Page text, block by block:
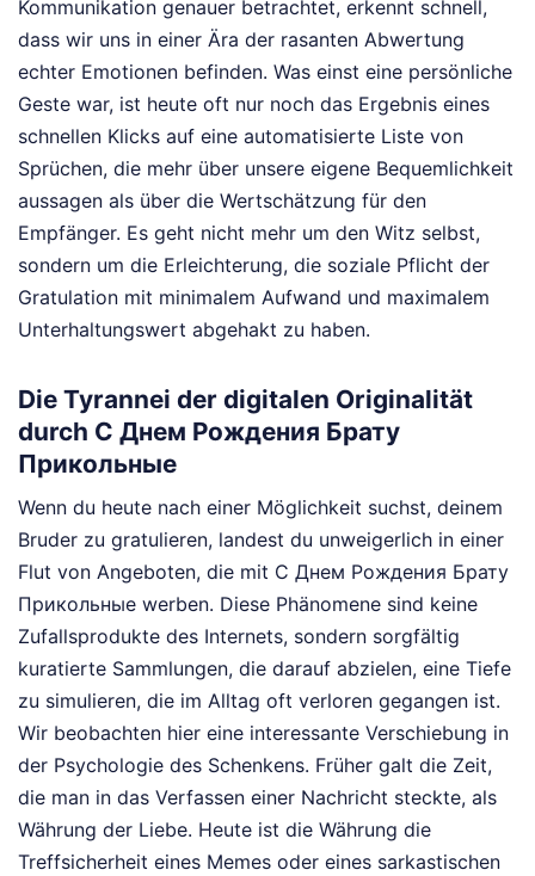
Kommunikation genauer betrachtet, erkennt schnell,
dass wir uns in einer Ära der rasanten Abwertung
echter Emotionen befinden. Was einst eine persönliche
Geste war, ist heute oft nur noch das Ergebnis eines
schnellen Klicks auf eine automatisierte Liste von
Sprüchen, die mehr über unsere eigene Bequemlichkeit
aussagen als über die Wertschätzung für den
Empfänger. Es geht nicht mehr um den Witz selbst,
sondern um die Erleichterung, die soziale Pflicht der
Gratulation mit minimalem Aufwand und maximalem
Unterhaltungswert abgehakt zu haben.
Die Tyrannei der digitalen Originalität
durch С Днем Рождения Брату
Прикольные
Wenn du heute nach einer Möglichkeit suchst, deinem
Bruder zu gratulieren, landest du unweigerlich in einer
Flut von Angeboten, die mit С Днем Рождения Брату
Прикольные werben. Diese Phänomene sind keine
Zufallsprodukte des Internets, sondern sorgfältig
kuratierte Sammlungen, die darauf abzielen, eine Tiefe
zu simulieren, die im Alltag oft verloren gegangen ist.
Wir beobachten hier eine interessante Verschiebung in
der Psychologie des Schenkens. Früher galt die Zeit,
die man in das Verfassen einer Nachricht steckte, als
Währung der Liebe. Heute ist die Währung die
Treffsicherheit eines Memes oder eines sarkastischen